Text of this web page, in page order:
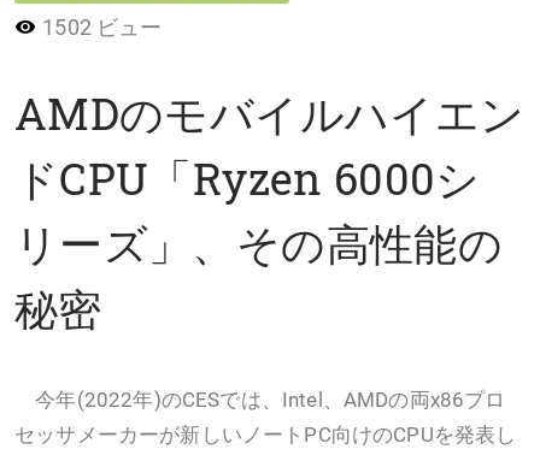
1502 ビュー
AMDのモバイルハイエン
ドCPU「Ryzen 6000シ
リーズ」、その高性能の
秘密
今年(2022年)のCESでは、Intel、AMDの両x86プロ
セッサメーカーが新しいノートPC向けのCPUを発表し